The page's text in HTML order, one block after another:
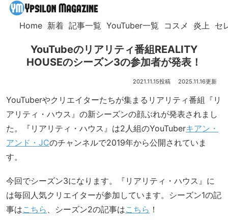
Home 新着 記事一覧 YouTuber一覧 コスメ 炎上 セ
YouTubeのリアリティ番組REALITY
HOUSEのシーズン3の参加者が発表！
2021.11.15 2025.11.16
YouTuberやクリエイターたちが集まるリアリティ番組『リ
アリティ・ハウス』の新シーズンの顔ぶれが発表されまし
た。『リアリティ・ハウス』は2人組のYouTuberキアン・
アンド・JCのチャンネルで2019年から公開されていま
す。
今回でシーズン3になります。『リアリティ・ハウス』に
は毎回人気クリエイターが参加しています。シーズン1の記
事はこちら 、シーズン2の記事はこちら ！